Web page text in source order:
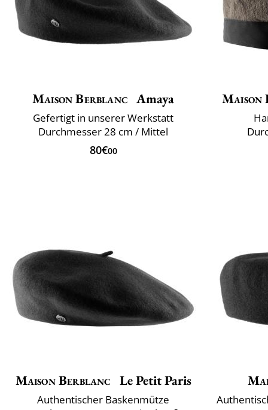
Maison Berblanc Amaya
Gefertigt in unserer Werkstatt
Durchmesser 28 cm / Mittel
80€00
Maison
Maison Berblanc Le Petit Paris
Authentischer Baskenmütze